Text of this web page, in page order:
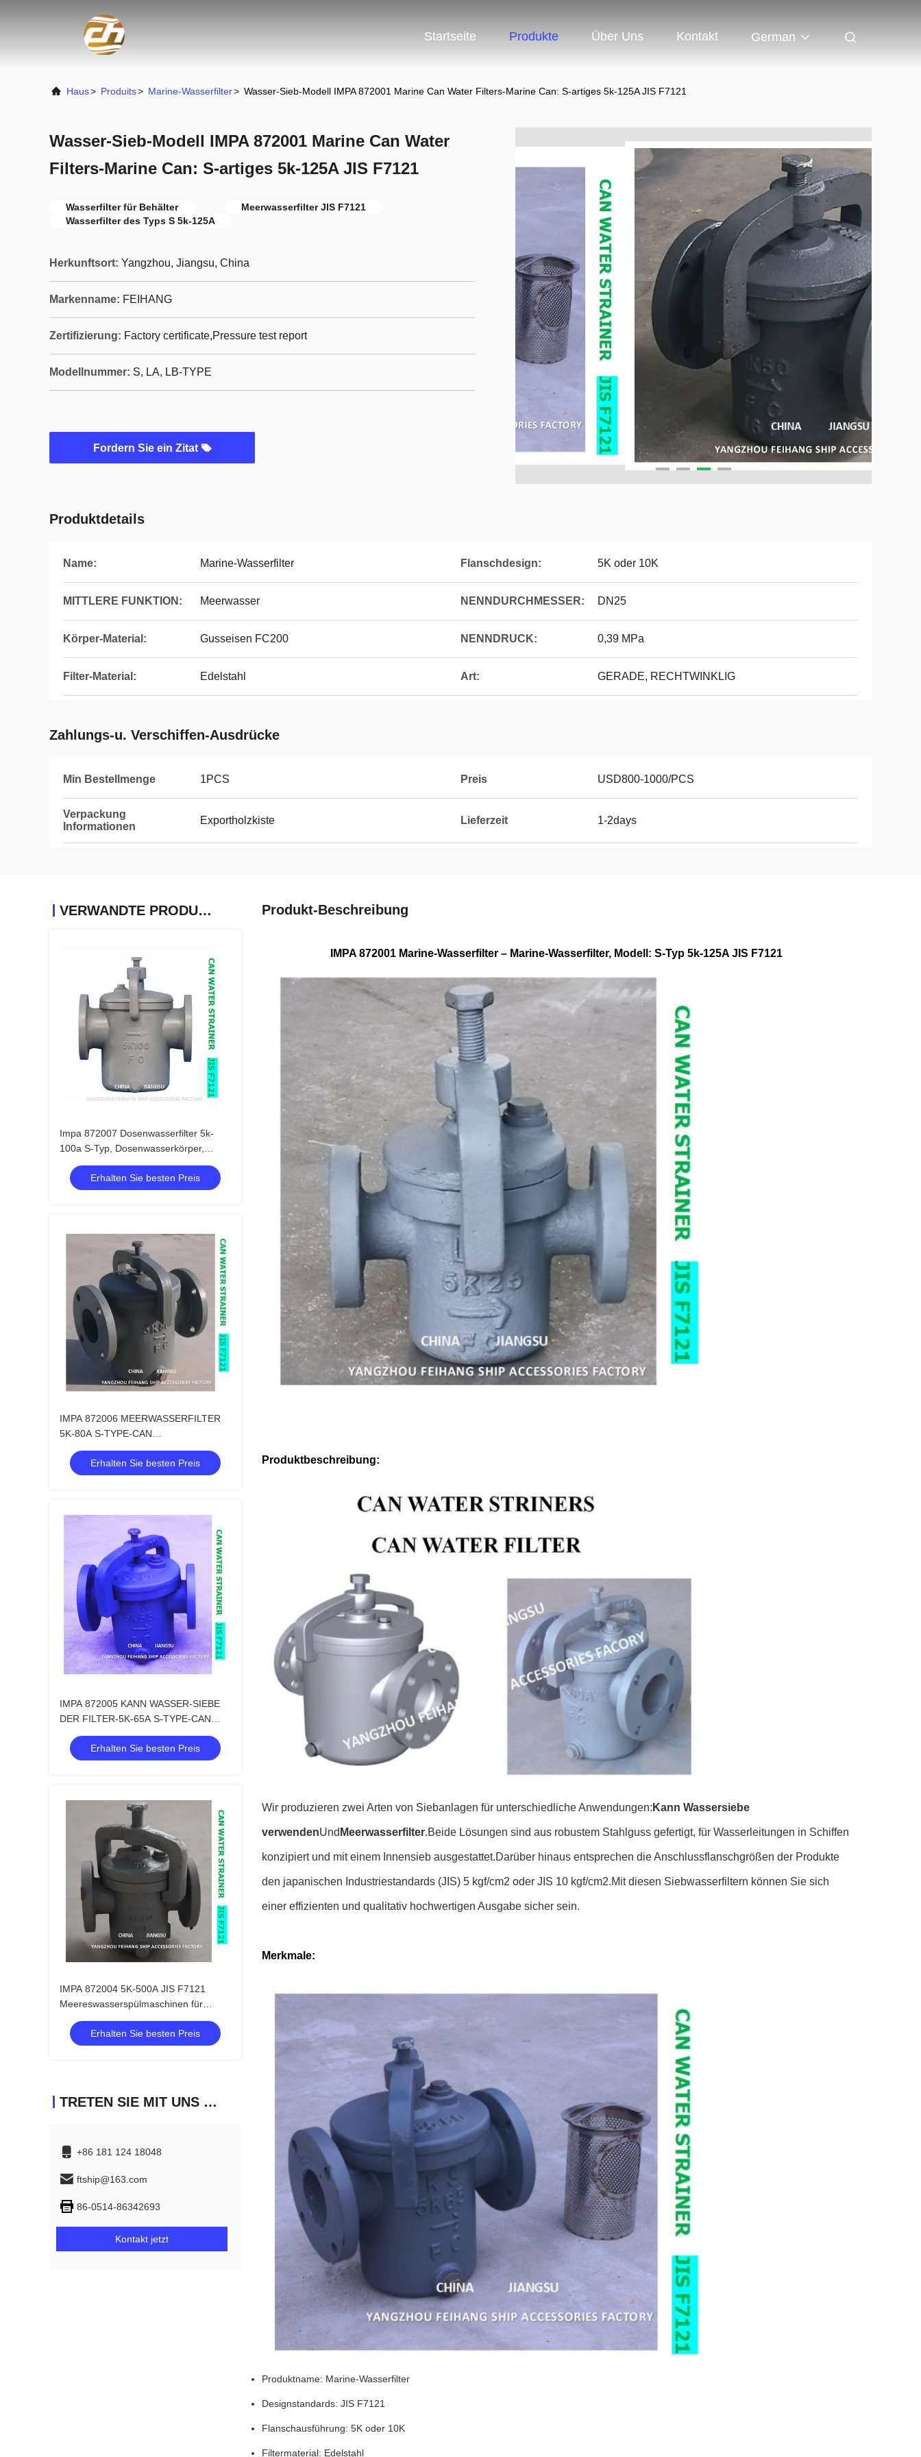
Startseite Produkte Über Uns Kontakt German
Haus> Produits> Marine-Wasserfilter> Wasser-Sieb-Modell IMPA 872001 Marine Can Water Filters-Marine Can: S-artiges 5k-125A JIS F7121
Wasser-Sieb-Modell IMPA 872001 Marine Can Water
Filters-Marine Can: S-artiges 5k-125A JIS F7121
Wasserfilter für Behälter
Meerwasserfilter JIS F7121
Wasserfilter des Typs S 5k-125A
Herkunftsort: Yangzhou, Jiangsu, China
Markenname: FEIHANG
Zertifizierung: Factory certificate,Pressure test report
Modellnummer: S, LA, LB-TYPE
Fordern Sie ein Zitat
Produktdetails
Name: Marine-Wasserfilter Flanschdesign: 5K oder 10K
MITTLERE FUNKTION: Meerwasser NENNDURCHMESSER: DN25
Körper-Material: Gusseisen FC200 NENNDRUCK: 0,39 MPa
Filter-Material: Edelstahl Art: GERADE, RECHTWINKLIG
Zahlungs-u. Verschiffen-Ausdrücke
Min Bestellmenge 1PCS Preis USD800-1000/PCS
Verpackung
Informationen
Exportholzkiste Lieferzeit 1-2days
VERWANDTE PRODUKTE
Impa 872007 Dosenwasserfilter 5k-
100a S-Typ, Dosenwasserkörper,
Gusseisenfilter, Edelstahl
Erhalten Sie besten Preis
IMPA 872006 MEERWASSERFILTER
5K-80A S-TYPE-CAN
WASSERFILTERKÖRPER-
GUSSEISEN-FILTER-EDELSTAHL
Erhalten Sie besten Preis
IMPA 872005 KANN WASSER-SIEBE
DER FILTER-5K-65A S-TYPE-CAN
WÄSSERN, DIE BODY-CAST FILTER-
STAINLESS STAHL BÜGELN
Erhalten Sie besten Preis
IMPA 872004 5K-500A JIS F7121
Meereswasserspülmaschinen für
Behälter
Erhalten Sie besten Preis
TRETEN SIE MIT UNS IN VERBINDUNG
+86 181 124 18048
ftship@163.com
86-0514-86342693
Kontakt jetzt
Produkt-Beschreibung
IMPA 872001 Marine-Wasserfilter – Marine-Wasserfilter, Modell: S-Typ 5k-125A JIS F7121
Produktbeschreibung:
Wir produzieren zwei Arten von Siebanlagen für unterschiedliche Anwendungen: Kann Wassersiebe
verwendenUnd Meerwasserfilter.Beide Lösungen sind aus robustem Stahlguss gefertigt, für Wasserleitungen in Schiffen
konzipiert und mit einem Innensieb ausgestattet.Darüber hinaus entsprechen die Anschlussflanschgrößen der Produkte
den japanischen Industriestandards (JIS) 5 kgf/cm2 oder JIS 10 kgf/cm2.Mit diesen Siebwasserfiltern können Sie sich
einer effizienten und qualitativ hochwertigen Ausgabe sicher sein.
Merkmale:
Produktname: Marine-Wasserfilter
Designstandards: JIS F7121
Flanschausführung: 5K oder 10K
Filtermaterial: Edelstahl